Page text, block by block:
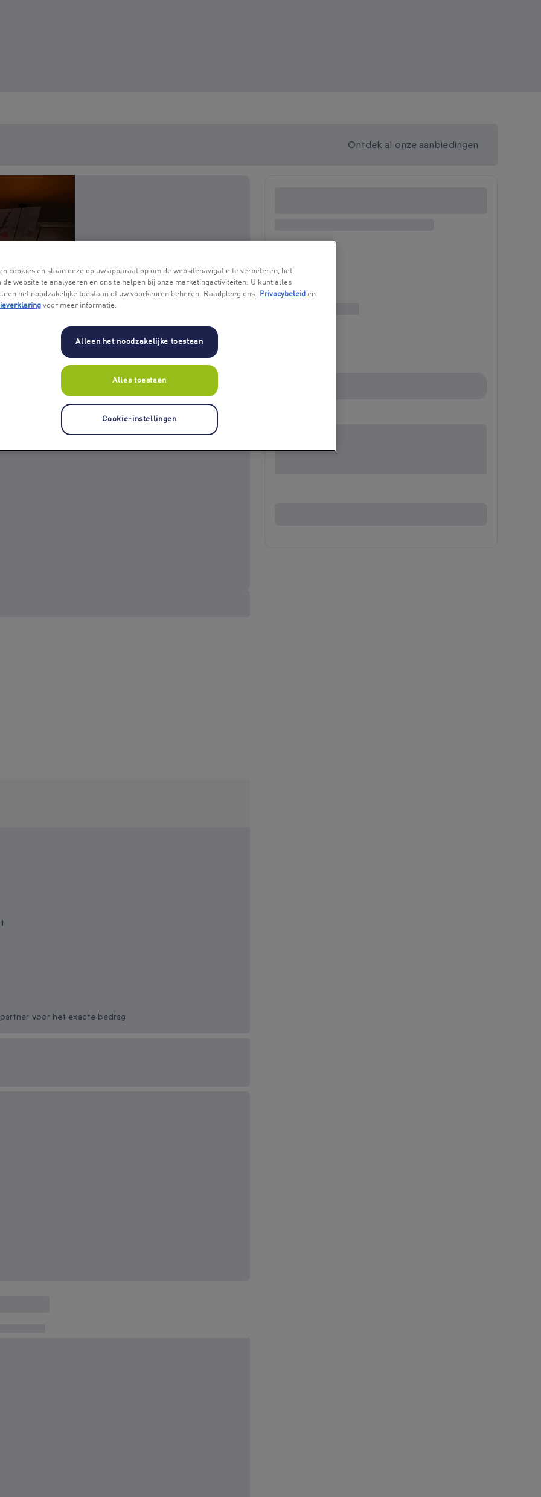
Ontdek al onze aanbiedingen
voor het exacte bedrag
cookies en slaan deze op uw apparaat op om de websitenavigatie te verbeteren, het
de website te analyseren en ons te helpen bij onze marketingactiviteiten. U kunt alles
het noodzakelijke toestaan of uw voorkeuren beheren. Raadpleeg ons
Privacybeleid en
voor meer informatie.
Alleen het noodzakelijke toestaan
Alles toestaan
Cookie-instellingen